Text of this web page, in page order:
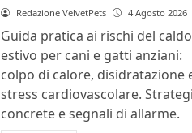
Redazione VelvetPets 4 Agosto 2026
Guida pratica ai rischi del caldo
estivo per cani e gatti anziani:
colpo di calore, disidratazione
stress cardiovascolare.
concrete e segnali di allarme.